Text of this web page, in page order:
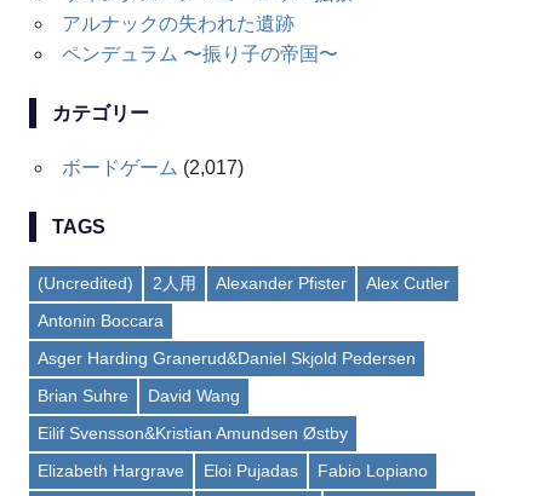
アルナックの失われた遺跡
ペンデュラム 〜振り子の帝国〜
カテゴリー
ボードゲーム (2,017)
TAGS
(Uncredited) 2人用 Alexander Pfister
Alex Cutler
Antonin Boccara
Asger Harding Granerud&Daniel Skjold Pedersen
Brian Suhre
David Wang
Eilif Svensson&Kristian Amundsen Østby
Elizabeth Hargrave
Eloi Pujadas
Fabio Lopiano